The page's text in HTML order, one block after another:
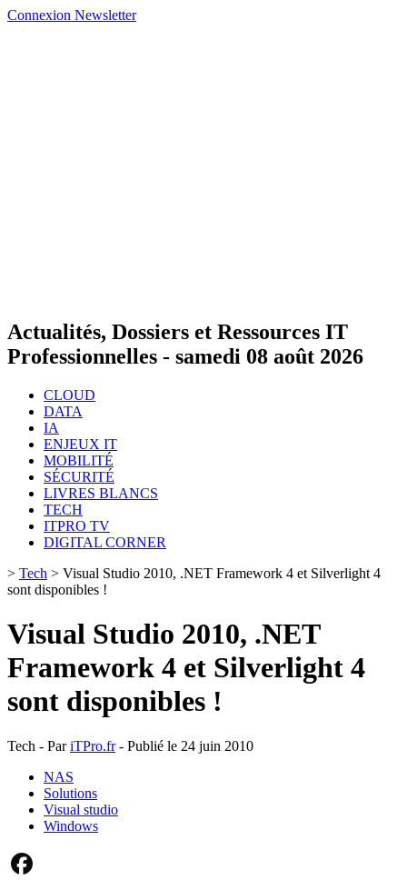
Connexion Newsletter
Actualités, Dossiers et Ressources IT
Professionnelles - samedi 08 août 2026
CLOUD
DATA
IA
ENJEUX IT
MOBILITÉ
SÉCURITÉ
LIVRES BLANCS
TECH
ITPRO TV
DIGITAL CORNER
> Tech > Visual Studio 2010, .NET Framework 4 et Silverlight 4
sont disponibles !
Visual Studio 2010, .NET
Framework 4 et Silverlight 4
sont disponibles !
Tech - PariTPro.fr- Publié le 24 juin 2010
NAS
Solutions
Visual studio
Windows